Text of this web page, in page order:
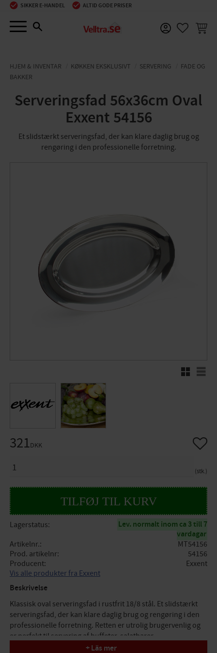
Menu
SIKKER E-HANDEL ALTID GODE PRISER
HJEM & INVENTAR KØKKEN EKSKLUSIVT SERVERING
FADE OG
BAKKER
Serveringsfad 56x36cm Oval
Exxent 54156
Et slidstærkt serveringsfad, der kan klare daglig brug og
rengøring i den professionelle forretning.
RutenettListe
321DKK
stk.
Gem
Lagerstatus
Lev. normalt inom ca 3 till 7
vardagar
Artikelnr.
MT54156
Prod. artikelnr
54156
Producent
Exxent
Vis alle produkter fra Exxent
Beskrivelse
Klassisk oval serveringsfad i rustfrit 18/8 stål. Et slidstærkt
serveringsfad, der kan klare daglig brug og rengøring i den
professionelle forretning. Retten er utrolig brugervenlig og
er perfekt til servering af buffeter, salatbarer,
charcuteridiske, delikatesseforretninger eller til servering af
+ Läs mer